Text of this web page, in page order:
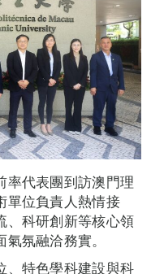
率代表團到訪澳門理
單位負責人熱情接
、科研創新等核心領
氛融洽務實。
、特色學科建設與科